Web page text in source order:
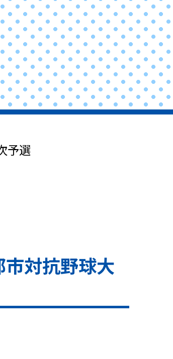
予選
市対抗野球大